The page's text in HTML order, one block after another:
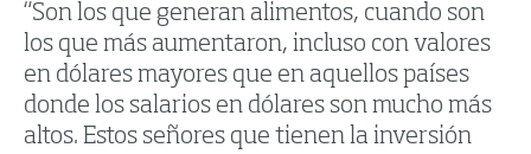
“Son los que generan alimentos, cuando son
los que más aumentaron, incluso con valores
en dólares mayores que en aquellos países
donde los salarios en dólares son mucho más
altos. Estos señores que tienen la inversión